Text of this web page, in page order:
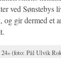
ved Sønstebys
og gir dermed et
24» (foto: Pål Ulvik